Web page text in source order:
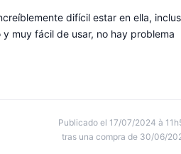
difícil estar en ella,
muy fácil de usar, no hay problema
Publicado el 17/07/2024 à
tras una compra de 30/06/